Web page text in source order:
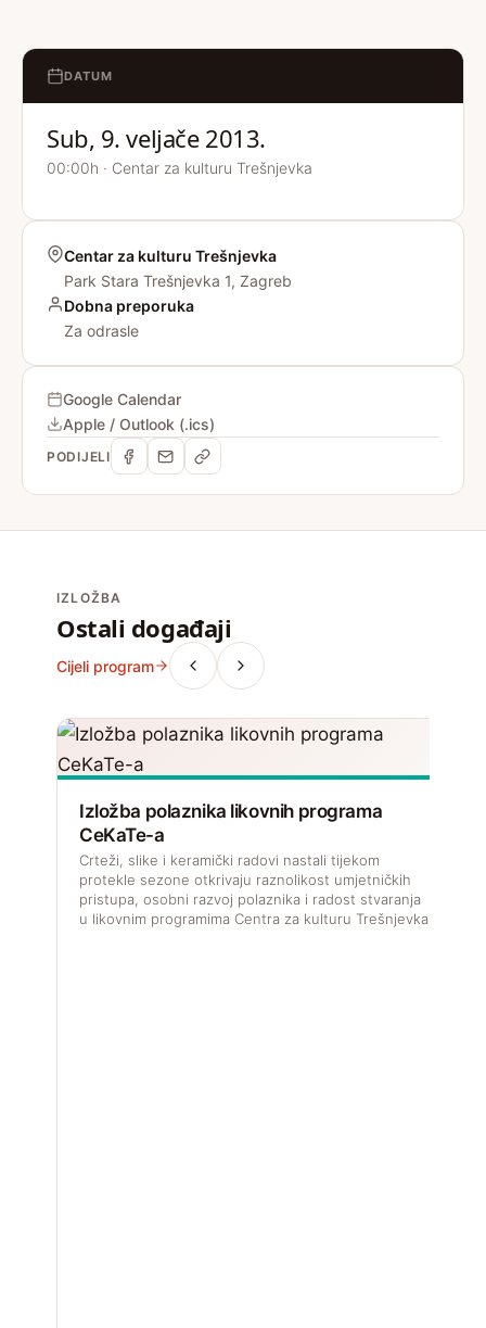
DATUM
Sub, 9. veljače 2013.
00:00h · Centar za kulturu Trešnjevka
Centar za kulturu Trešnjevka
Park Stara Trešnjevka 1, Zagreb
Dobna preporuka
Za odrasle
Google Calendar
Apple / Outlook (.ics)
PODIJELI
IZLOŽBA
Ostali događaji
Cijeli program
Izložba polaznika likovnih programa
CeKaTe-a
Crteži, slike i keramički radovi nastali tijekom
protekle sezone otkrivaju raznolikost umjetničkih
pristupa, osobni razvoj polaznika i radost stvaranja
u likovnim programima Centra za kulturu Trešnjevka.